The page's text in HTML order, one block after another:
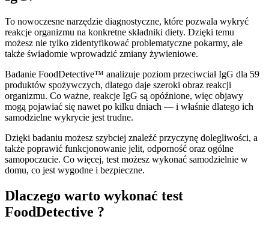
To nowoczesne narzędzie diagnostyczne, które pozwala wykryć
reakcje organizmu na konkretne składniki diety. Dzięki temu
możesz nie tylko zidentyfikować problematyczne pokarmy, ale
także świadomie wprowadzić zmiany żywieniowe.
Badanie FoodDetective™ analizuje poziom przeciwciał IgG dla 59
produktów spożywczych, dlatego daje szeroki obraz reakcji
organizmu. Co ważne, reakcje IgG są opóźnione, więc objawy
mogą pojawiać się nawet po kilku dniach — i właśnie dlatego ich
samodzielne wykrycie jest trudne.
Dzięki badaniu możesz szybciej znaleźć przyczynę dolegliwości, a
także poprawić funkcjonowanie jelit, odporność oraz ogólne
samopoczucie. Co więcej, test możesz wykonać samodzielnie w
domu, co jest wygodne i bezpieczne.
Dlaczego warto wykonać test
FoodDetective ?